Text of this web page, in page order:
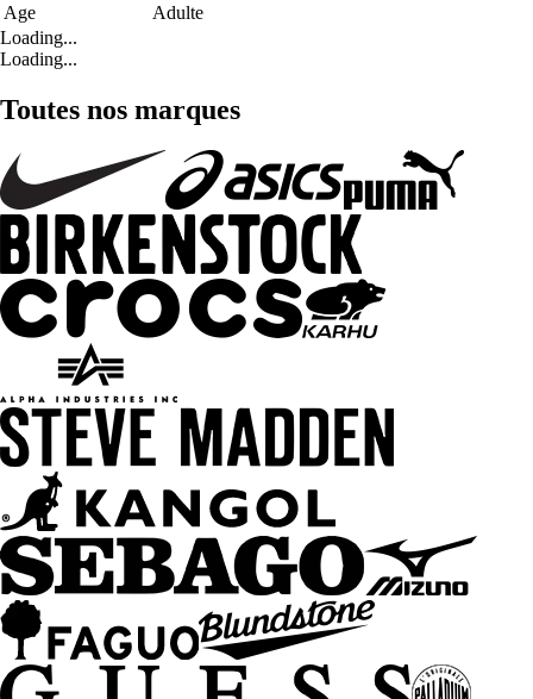
Age
Adulte
Loading...
Loading...
Toutes nos marques